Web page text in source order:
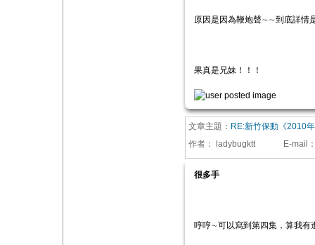
原因是因為鞭炮聲∼∼到底詳情
果真是兄妹！！！
文章主題： RE:新竹保動《2010
作者：
ladybugktt E-mail
很多手
哼哼∼可以寫到第四集，算我有